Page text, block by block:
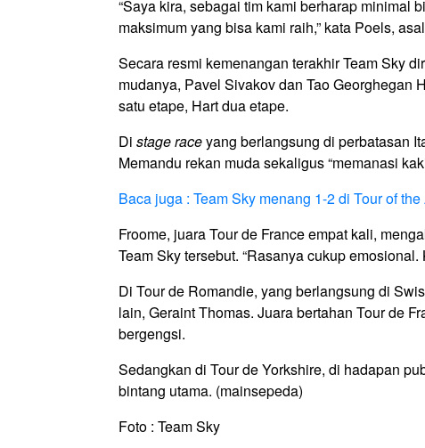
“Saya kira, sebagai tim kami berharap minimal
maksimum yang bisa kami raih,” kata Poels,
Secara resmi kemenangan terakhir Team Sky
mudanya, Pavel Sivakov dan Tao Georghegan
satu etape, Hart dua etape.
Di stage raceyang berlangsung di perbatasan
Memandu rekan muda sekaligus “memanasi
Baca juga : Team Sky menang 1-2 di Tour of
Froome, juara Tour de France empat kali,
Team Sky tersebut. “Rasanya cukup
Di Tour de Romandie, yang berlangsung di
lain, Geraint Thomas. Juara bertahan Tour de
bergengsi.
Sedangkan di Tour de Yorkshire, di hadapan
bintang utama. (mainsepeda)
Foto : Team Sky